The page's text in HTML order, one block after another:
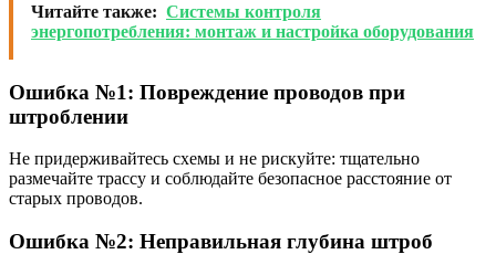
Читайте также: Системы контроля
энергопотребления: монтаж и настройка оборудования
Ошибка №1: Повреждение проводов при
штроблении
Не придерживайтесь схемы и не рискуйте: тщательно
размечайте трассу и соблюдайте безопасное расстояние от
старых проводов.
Ошибка №2: Неправильная глубина штроб